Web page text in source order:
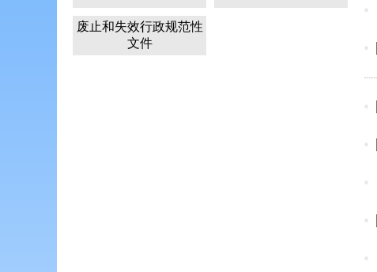
废止和失效行政规范性
文件